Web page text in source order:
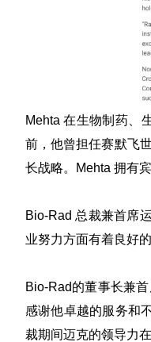
Mehta 在生物制药、
前，他曾担任赛默飞
长战略。Mehta 拥有
Bio-Rad 总裁兼首席
业努力方面有着良好
Bio-Rad的董事长兼
感谢他卓越的服务和
裁期间迈克的领导力